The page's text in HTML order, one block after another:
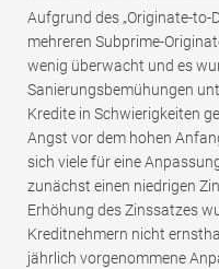
Aufgrund des „Originate-to-
mehreren Subprime-
wenig überwacht und es
Sanierungsbemühungen
Kredite in Schwierigkeiten
Angst vor dem hohen
sich viele für eine
zunächst einen niedrigen
Erhöhung des Zinssatzes
Kreditnehmern nicht
jährlich vorgenommene